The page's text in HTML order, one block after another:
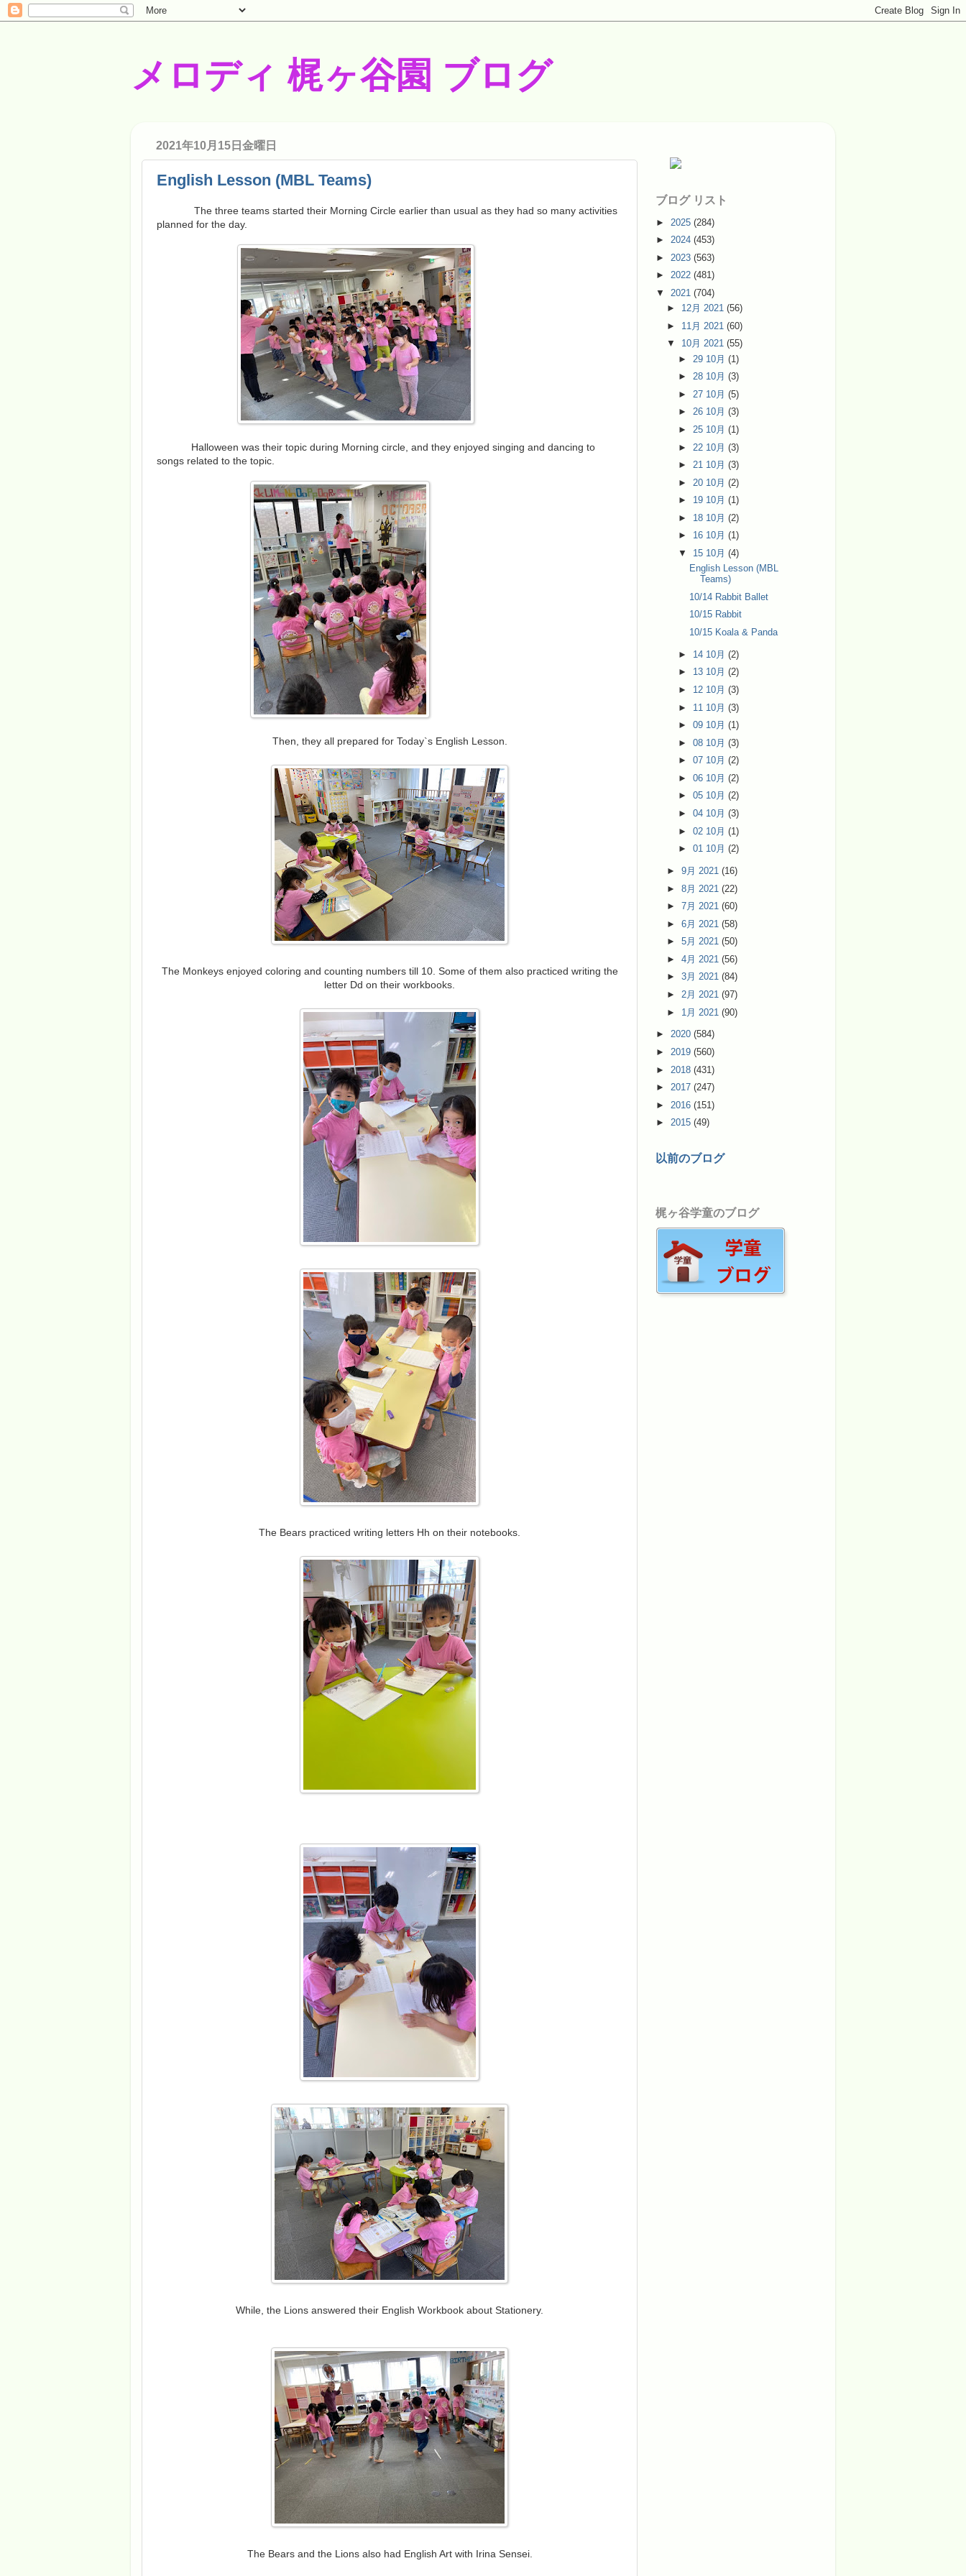
メロディ 梶ヶ谷園 ブログ
2021年10月15日金曜日
English Lesson (MBL Teams)
The three teams started their Morning Circle earlier than usual as they had so many activities
planned for the day.
Halloween was their topic during Morning circle, and they enjoyed singing and dancing to
songs related to the topic.
Then, they all prepared for Today`s English Lesson.
The Monkeys enjoyed coloring and counting numbers till 10. Some of them also practiced writing the
letter Dd on their workbooks.
The Bears practiced writing letters Hh on their notebooks.
While, the Lions answered their English Workbook about Stationery.
The Bears and the Lions also had English Art with Irina Sensei.
ブログ リスト
► 2025 (284)
► 2024 (453)
► 2023 (563)
► 2022 (481)
▼ 2021 (704)
► 12月 2021(56)
► 11月 2021(60)
▼ 10月 2021(55)
► 29 10月 (1)
► 28 10月 (3)
► 27 10月 (5)
► 26 10月 (3)
► 25 10月 (1)
► 22 10月 (3)
► 21 10月 (3)
► 20 10月 (2)
► 19 10月 (1)
► 18 10月 (2)
► 16 10月 (1)
▼ 15 10月 (4)
English Lesson (MBL
Teams)
10/14 Rabbit Ballet
10/15 Rabbit
10/15 Koala & Panda
► 14 10月 (2)
► 13 10月 (2)
► 12 10月 (3)
► 11 10月 (3)
► 09 10月 (1)
► 08 10月 (3)
► 07 10月 (2)
► 06 10月 (2)
► 05 10月 (2)
► 04 10月 (3)
► 02 10月 (1)
► 01 10月 (2)
►9月 2021(16)
►8月 2021(22)
►7月 2021(60)
►6月 2021(58)
►5月 2021(50)
►4月 2021(56)
►3月 2021(84)
► 2月 2021(97)
► 1月 2021(90)
► 2020 (584)
► 2019 (560)
► 2018 (431)
► 2017 (247)
► 2016 (151)
► 2015 (49)
以前のブログ
梶ヶ谷学童のブログ